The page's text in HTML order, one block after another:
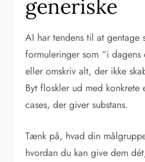
generiske
AI har tendens til at gentage
formuleringer som “i
eller omskriv alt, der ikke
Byt floskler ud med konkrete
cases, der giver substans.
Tænk på, hvad din
hvordan du kan give dem